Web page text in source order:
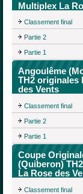
Multiplex La
Classement final
Partie 2
Partie 1
Angoulême
TH2 originales
des Vents
Classement final
Partie 2
Partie 1
Coupe
(Quiberon)
La Rose des
Classement final